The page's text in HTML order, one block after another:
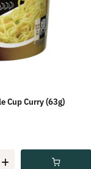
Cup Curry (63g)